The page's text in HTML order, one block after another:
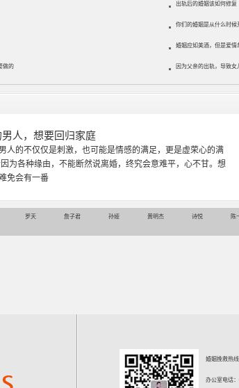
出轨后的婚姻该如何修复
你们的婚姻是从什么时候
婚姻应如美酒，但是爱情
做的 因为父亲的出轨，导致女
男人，想要回归家庭
人的不仅仅是刺激，也可能是情感的满足，更是虚荣心的满
为各种缘由，不能断然说离婚，终究会意难平，心不甘。想
免会有一番
罗天 詹子君 孙娅 黄明杰 诗悦 陈
婚姻挽救热
办公室电话：